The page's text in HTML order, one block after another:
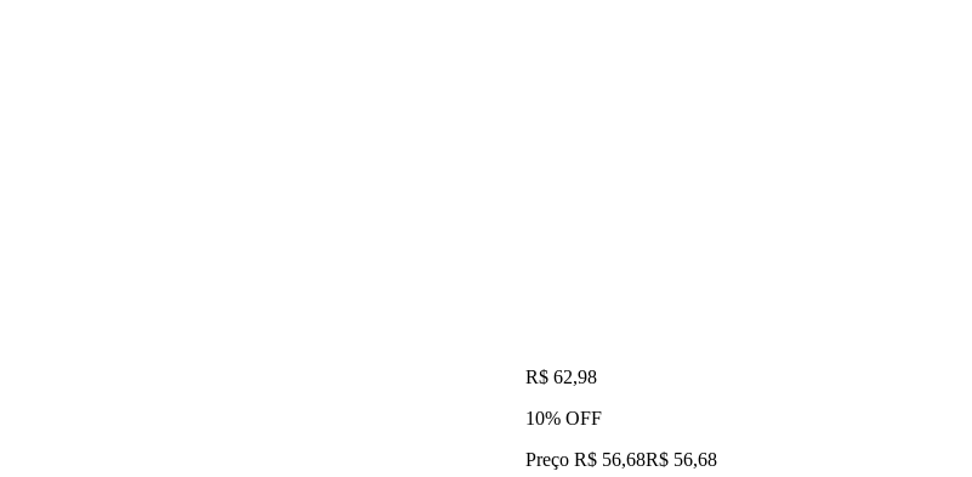
R$ 62,98
10% OFF
Preço R$ 56,68R$ 56,68